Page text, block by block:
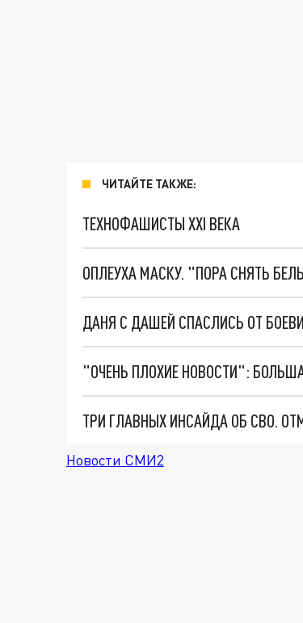
ЧИТАЙТЕ ТАКЖЕ:
ТЕХНОФАШИСТЫ XXI ВЕКА
ОПЛЕУХА МАСКУ. "ПОРА СНЯТЬ
ДАНЯ С ДАШЕЙ СПАСЛИСЬ ОТ
Новости СМИ2